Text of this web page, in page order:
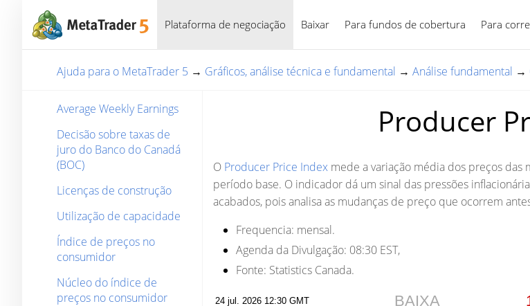
Plataforma de negociação Baixar Para fundos de cobertura Para
Ajuda para o MetaTrader 5 → Gráficos, análise técnica e fundamental → Análise fundamental →
Average Weekly Earnings
Decisão sobre taxas de
juro do Banco do Canadá
(BOC)
Licenças de construção
Utilização de capacidade
Índice de preços no
consumidor
Núcleo do índice de
preços no consumidor
Producer
O Producer Price Index mede a variação média dos preços
período base. O indicador dá um sinal das pressões
acabados, pois analisa as mudanças de preço que ocorrem
Frequencia: mensal.
Agenda da Divulgação: 08:30 EST,
Fonte: Statistics Canada.